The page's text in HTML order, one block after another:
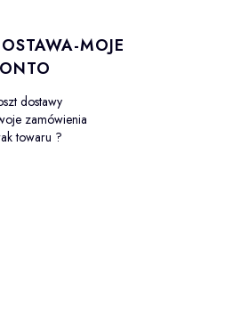
MOJE
dostawy
zamówienia
towaru ?